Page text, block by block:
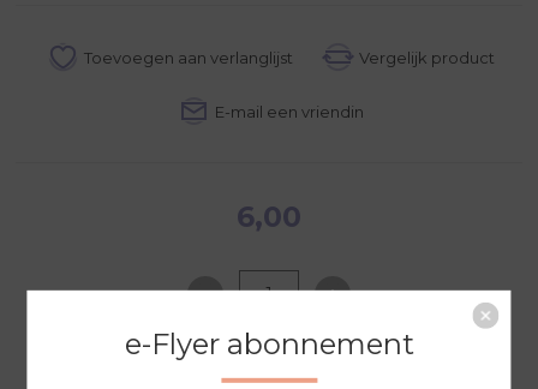
6,00
NAAR WINKELWAGEN
e-Flyer abonnement